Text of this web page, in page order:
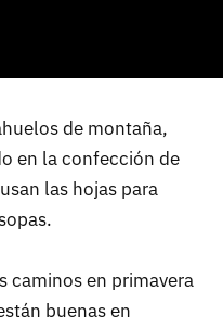
de montaña,
en la confección de
las hojas para
caminos en primavera
buenas en